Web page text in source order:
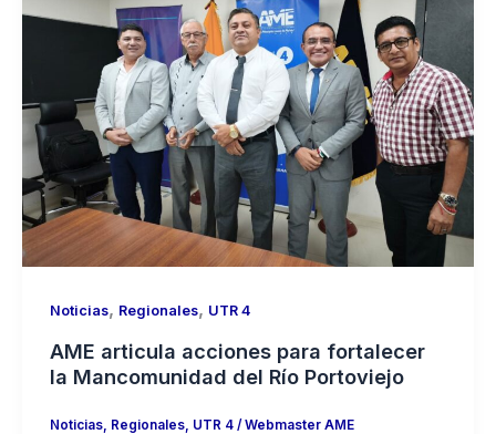
Noticias, Regionales, UTR 4
AME articula acciones para fortalecer
la Mancomunidad del Río Portoviejo
Noticias, Regionales, UTR 4/Webmaster AME